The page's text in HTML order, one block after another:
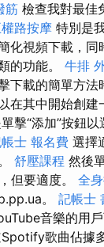
筋 檢查我對最佳
路按摩 特別是
化視頻下載，同
的功能。 牛排
下載的簡單方法
在其中開始創建
擊“添加”按鈕
士 報名費 選擇
舒壓課程 然後
但要適度。 全
。 記帳士
音樂的用
歌曲佔據